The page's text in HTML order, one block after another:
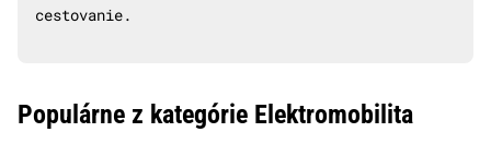
cestovanie.
Populárne z kategórie Elektromobilita